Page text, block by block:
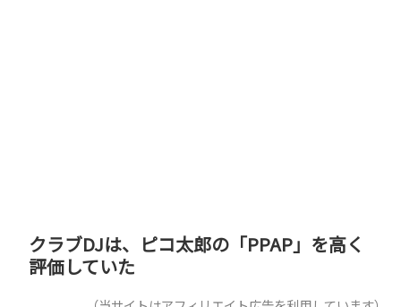
クラブDJは、ピコ太郎の「PPAP」を高く
評価していた